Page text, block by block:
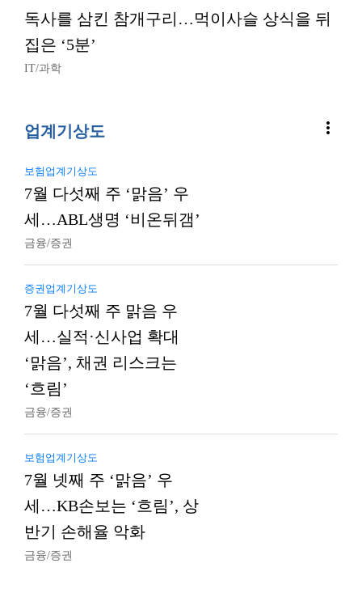
독사를 삼킨 참개구리…먹이사슬 상식을 뒤
집은 ‘5분’
IT/과학
업계기상도 more_vert
보험업계기상도
7월 다섯째 주 ‘맑음’ 우
세…ABL생명 ‘비온뒤갬’
금융/증권
증권업계기상도
7월 다섯째 주 맑음 우
세…실적·신사업 확대
‘맑음’, 채권 리스크는
‘흐림’
금융/증권
보험업계기상도
7월 넷째 주 ‘맑음’ 우
세…KB손보는 ‘흐림’, 상
반기 손해율 악화
금융/증권